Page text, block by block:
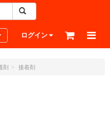
navigation
ログイン
剤 接着剤